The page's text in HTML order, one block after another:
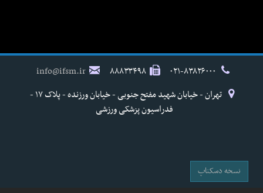
۸۸۸۳۳۴۹۸
info@ifsm.ir
تهران - خیابان شهید مفتح جنوبی - خیابان ورزنده - پلاک ۱۷ -
فدراسیون پزشکی ورزشی
نسخه دسکتاپ